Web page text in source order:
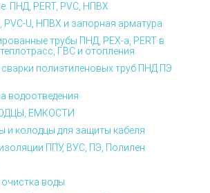
ПНД, PERT, PVC, НПВХ
PVC-U, НПВХ и запорная арматура
трубы ПНД, PEX-а, PERT в
ГВС и отопления
полиэтиленовых труб ПНД ПЭ
водоотведения
ЕМКОСТИ
и колодцы для защиты кабеля
ППУ, ВУС, ПЭ, Полилен
воды